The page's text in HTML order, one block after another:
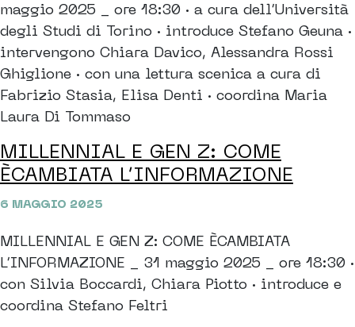
maggio 2025 _ ore 18:30 · a cura dell’Università
degli Studi di Torino · introduce Stefano Geuna ·
intervengono Chiara Davico, Alessandra Rossi
Ghiglione · con una lettura scenica a cura di
Fabrizio Stasia, Elisa Denti · coordina Maria
Laura Di Tommaso
MILLENNIAL E GEN Z: COME
ÈCAMBIATA L’INFORMAZIONE
6 MAGGIO 2025
MILLENNIAL E GEN Z: COME ÈCAMBIATA
L’INFORMAZIONE _ 31 maggio 2025 _ ore 18:30 ·
con Silvia Boccardi, Chiara Piotto · introduce e
coordina Stefano Feltri